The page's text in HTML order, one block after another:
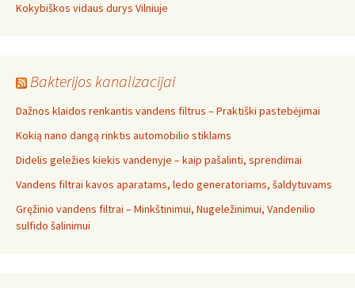
Kokybiškos vidaus durys Vilniuje
Bakterijos kanalizacijai
Dažnos klaidos renkantis vandens filtrus – Praktiški pastebėjimai
Kokią nano dangą rinktis automobilio stiklams
Didelis geležies kiekis vandenyje – kaip pašalinti, sprendimai
Vandens filtrai kavos aparatams, ledo generatoriams, šaldytuvams
Gręžinio vandens filtrai – Minkštinimui, Nugeležinimui, Vandenilio
sulfido šalinimui